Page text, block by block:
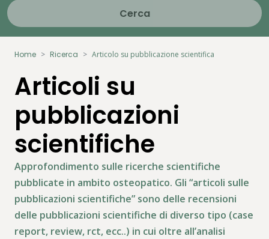
Cerca
Home Ricerca Articolo su pubblicazione scientifica
Articoli su
pubblicazioni
scientifiche
Approfondimento sulle ricerche scientifiche
pubblicate in ambito osteopatico. Gli “articoli sulle
pubblicazioni scientifiche” sono delle recensioni
delle pubblicazioni scientifiche di diverso tipo (case
report, review, rct, ecc..) in cui oltre all’analisi